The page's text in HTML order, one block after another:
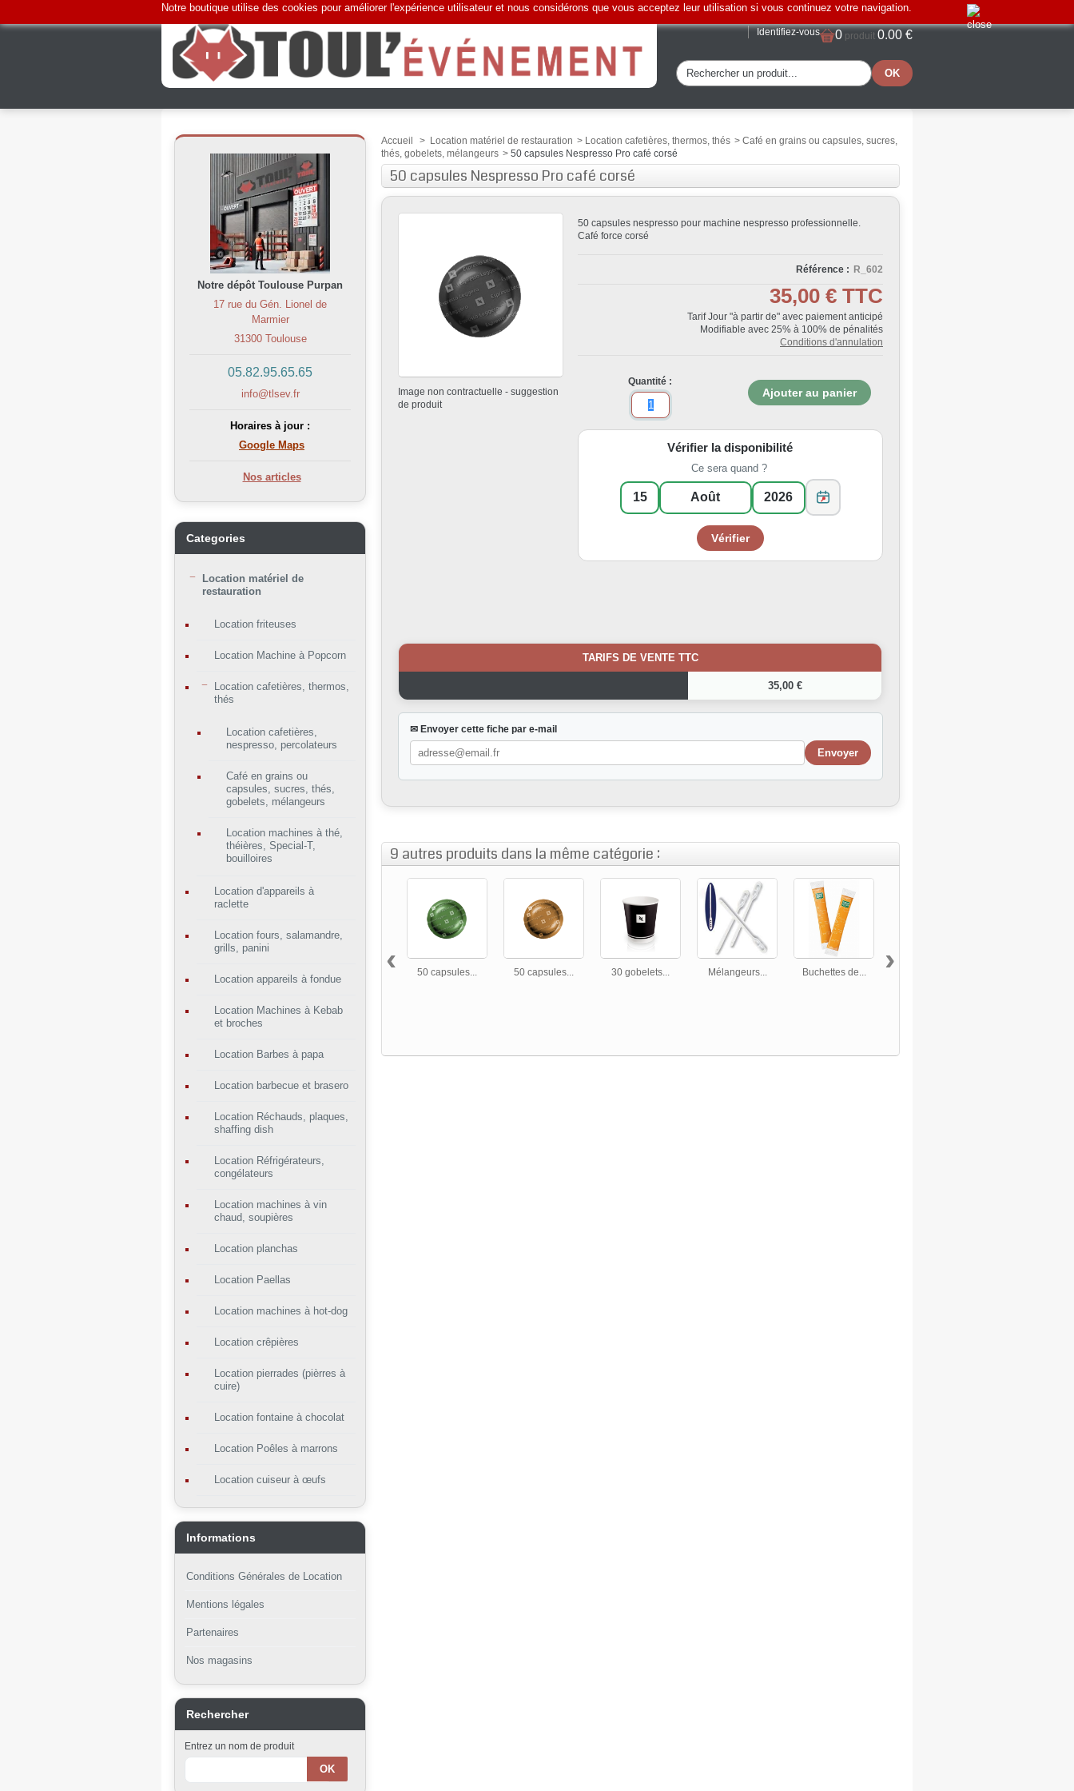
Identifiez-vous 0 produit 0.00 €
Notre boutique utilise des cookies pour améliorer l'expérience utilisateur et nous considérons que vous acceptez leur utilisation si vous continuez votre navigation.
Notre dépôt Toulouse Purpan
17 rue du Gén. Lionel de
Marmier
31300 Toulouse
05.82.95.65.65
info@tlsev.fr
Horaires à jour :
Google Maps
Nos articles
Categories
Location matériel de
restauration
Location friteuses
Location Machine à Popcorn
Location cafetières, thermos,
thés
Location cafetières,
nespresso, percolateurs
Café en grains ou
capsules, sucres, thés,
gobelets, mélangeurs
Location machines à thé,
théières, Special-T,
bouilloires
Location d'appareils à
raclette
Location fours, salamandre,
grills, panini
Location appareils à fondue
Location Machines à Kebab
et broches
Location Barbes à papa
Location barbecue et brasero
Location Réchauds, plaques,
shaffing dish
Location Réfrigérateurs,
congélateurs
Location machines à vin
chaud, soupières
Location planchas
Location Paellas
Location machines à hot-dog
Location crêpières
Location pierrades (pièrres à
cuire)
Location fontaine à chocolat
Location Poêles à marrons
Location cuiseur à œufs
Informations
Conditions Générales de Location
Mentions légales
Partenaires
Nos magasins
Rechercher
Entrez un nom de produit
Accueil > Location matériel de restauration > Location cafetières, thermos, thés > Café en grains ou capsules, sucres,
thés, gobelets, mélangeurs > 50 capsules Nespresso Pro café corsé
50 capsules Nespresso Pro café corsé
Image non contractuelle - suggestion
de produit
50 capsules nespresso pour machine nespresso professionnelle.
Café force corsé
Référence : R_602
35,00 € TTC
Tarif Jour "à partir de" avec paiement anticipé
Modifiable avec 25% à 100% de pénalités
Conditions d'annulation
Quantité :
Vérifier la disponibilité
Ce sera quand ?
TARIFS DE VENTE TTC
35,00 €
✉ Envoyer cette fiche par e-mail
9 autres produits dans la même catégorie :
50 capsules... 50 capsules... 30 gobelets... Mélangeurs... Buchettes de...
‹ ›